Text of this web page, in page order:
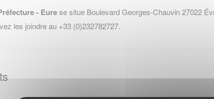
- Eurese situe Boulevard Georges-Chauvin 27022
les joindre au +33 (0)232782727.